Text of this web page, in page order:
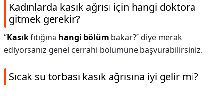
Kadınlarda kasık ağrısı için hangi doktora
gitmek gerekir?
“Kasıkfıtığına hangi bölüm bakar?” diye merak
ediyorsanız genel cerrahi bölümüne başvurabilirsiniz.
Sıcak su torbası kasık ağrısına iyi gelir mi?